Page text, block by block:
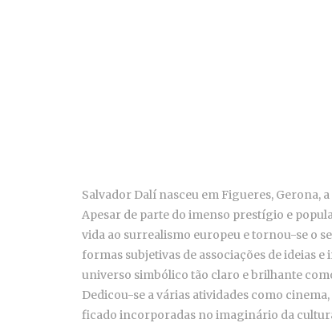
Salvador Dalí nasceu em Figueres, Gerona,
Apesar de parte do imenso prestígio e
vida ao surrealismo europeu e tornou-se o
formas subjetivas de associações de ideias
universo simbólico tão claro e brilhante
Dedicou-se a várias atividades como
ficado incorporadas no imaginário da